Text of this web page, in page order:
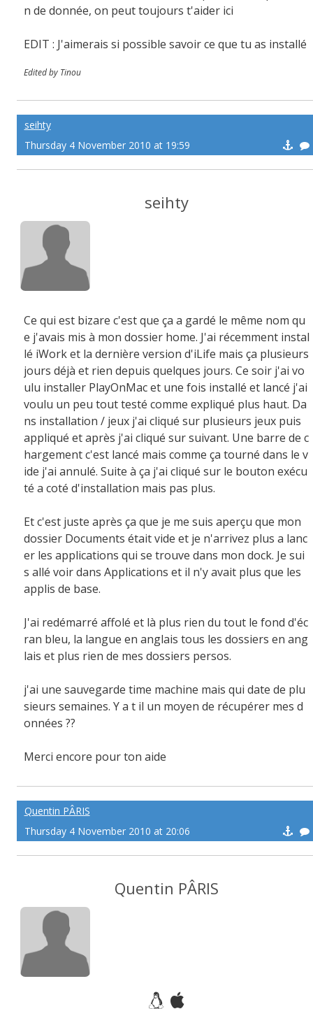
n de donnée, on peut toujours t'aider ici
EDIT : J'aimerais si possible savoir ce que tu as installé
Edited by Tinou
seihty
Thursday 4 November 2010 at 19:59
seihty
Ce qui est bizare c'est que ça a gardé le même nom qu
e j'avais mis à mon dossier home. J'ai récemment instal
lé iWork et la dernière version d'iLife mais ça plusieurs
jours déjà et rien depuis quelques jours. Ce soir j'ai vo
ulu installer PlayOnMac et une fois installé et lancé j'ai
voulu un peu tout testé comme expliqué plus haut. Da
ns installation / jeux j'ai cliqué sur plusieurs jeux puis
appliqué et après j'ai cliqué sur suivant. Une barre de c
hargement c'est lancé mais comme ça tourné dans le v
ide j'ai annulé. Suite à ça j'ai cliqué sur le bouton exécu
té a coté d'installation mais pas plus.
Et c'est juste après ça que je me suis aperçu que mon
dossier Documents était vide et je n'arrivez plus a lanc
er les applications qui se trouve dans mon dock. Je sui
s allé voir dans Applications et il n'y avait plus que les
applis de base.
J'ai redémarré affolé et là plus rien du tout le fond d'éc
ran bleu, la langue en anglais tous les dossiers en ang
lais et plus rien de mes dossiers persos.
j'ai une sauvegarde time machine mais qui date de plu
sieurs semaines. Y a t il un moyen de récupérer mes d
onnées ??
Merci encore pour ton aide
Quentin PÂRIS
Thursday 4 November 2010 at 20:06
Quentin PÂRIS